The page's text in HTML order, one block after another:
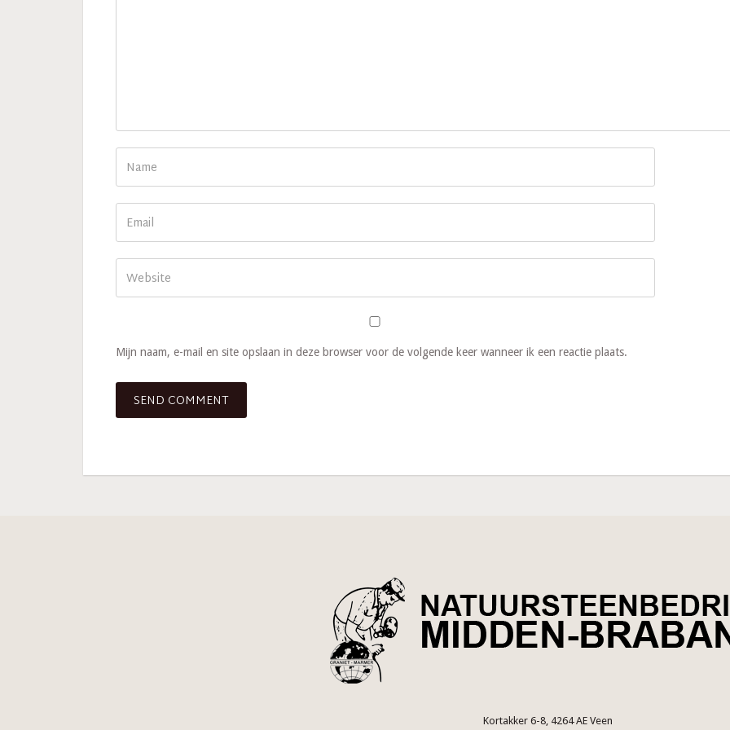
Mijn naam, e-mail en site opslaan in deze browser voor de volgende keer wanneer ik een reactie plaats.
Kortakker 6-8, 4264 AE Veen